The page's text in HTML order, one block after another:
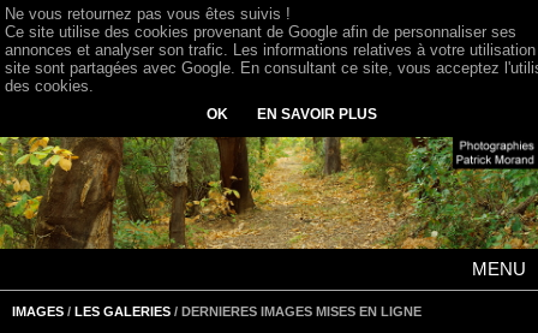
MENU
IMAGES / LES GALERIES / DERNIERES IMAGES MISES EN LIGNE
Ne vous retournez pas vous êtes suivis !
Ce site utilise des cookies provenant de Google afin de personnaliser ses
annonces et analyser son trafic. Les informations relatives à votre
site sont partagées avec Google. En consultant ce site, vous acceptez
des cookies.
OK EN SAVOIR PLUS